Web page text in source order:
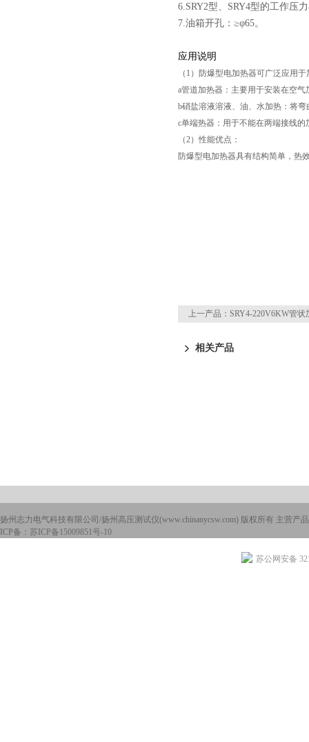
6.SRY2型、 SRY4型的工作压
7.油箱开孔： ≥φ65。
应用说明
（1）防爆型电加热器可广泛应用
a管道加热器：主要用于安装在空
b硝盐溶液溶液、油、水加热：将
c单端热器：用于不能在两端接线
（2）性能优点：
防爆型电加热器具有结构简单，热
上一产品： SRY4-220V6KW管状
相关产品
扬州志力电气科技有限公司/扬州高压测试仪(www.chinanycsw.com) 版权所有 主营产
ICP备： 苏ICP备15009851号-10
苏公网安备